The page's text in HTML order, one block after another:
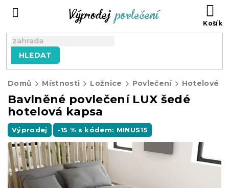
HLEDAT
Domů Místnosti Ložnice Povlečení Hotelové
Bavlněné povlečení LUX šedé
hotelová kapsa
Výprodej -15 % s kódem: MINUS15